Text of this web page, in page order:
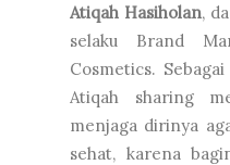
Atiqah Hasiholan,
selaku Brand
Cosmetics.
Atiqah sharing
menjaga dirinya
sehat, karena